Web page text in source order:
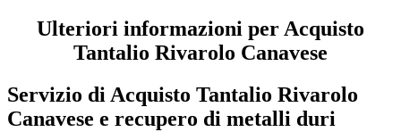
Ulteriori informazioni per Acquisto
Tantalio Rivarolo Canavese
Servizio diAcquisto Tantalio Rivarolo
Canavese e recupero di metalli duri